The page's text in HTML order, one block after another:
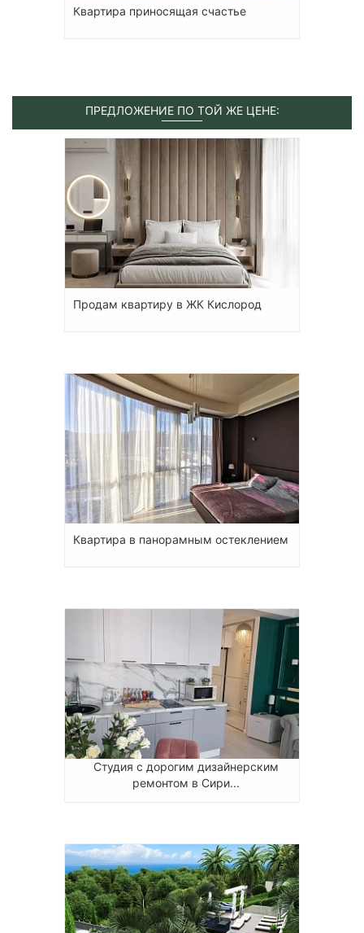
Квартира приносящая счастье
ПРЕДЛОЖЕНИЕ ПО ТОЙ ЖЕ ЦЕНЕ:
Продам квартиру в ЖК Кислород
Квартира в панорамным остеклением
Студия с дорогим дизайнерским
ремонтом в Сири...